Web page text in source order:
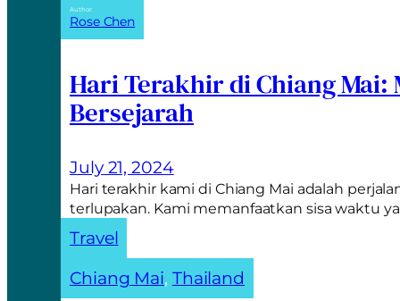
Author:
Rose Chen
Hari Terakhir di Chiang Mai:
Bersejarah
July 21, 2024
Hari terakhir kami di Chiang Mai adalah
terlupakan. Kami memanfaatkan sisa waktu
Travel
Chiang Mai, Thailand